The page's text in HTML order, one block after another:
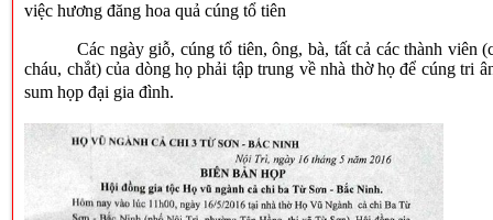
việc hương đăng hoa quả cúng tổ tiên
Các ngày giỗ, cúng tổ tiên, ông, bà, tất cả các thành viên
cháu, chắt) của dòng họ phải tập trung về nhà thờ họ để cúng tri
sum họp đại gia đình.